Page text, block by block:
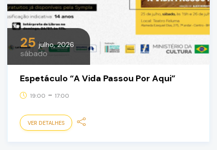
25 julho, 2026
sábado
Espetáculo “A Vida Passou Por Aqui”
19:00 - 17:00
VER DETALHES